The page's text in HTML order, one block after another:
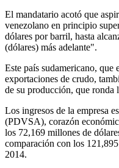
El mandatario acotó que
venezolano en principio
dólares por barril, hasta
(dólares) más adelante".
Este país sudamericano, que
exportaciones de crudo,
de su producción, que ronda
Los ingresos de la empresa
(PDVSA), corazón
los 72,169 millones de
comparación con los
2014.